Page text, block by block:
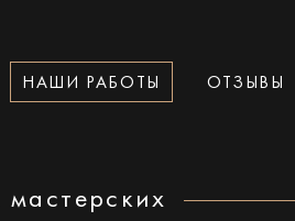
НАШИ РАБОТЫ ОТЗЫВЫ